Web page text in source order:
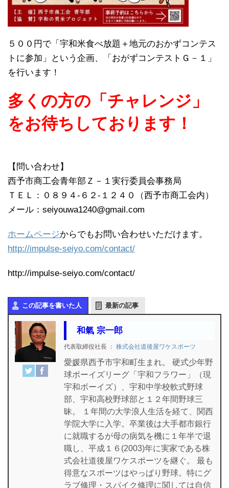
５００円で「宇和米食べ放題＋地元のおかずコンテス
トに参加」という企画、「おがずコンテストＧ－１」
を行います！
多くの方の「チャレンジ」
をお待ちしております！
【問い合わせ】
西予市商工会青年部Ｚ－１実行委員会事務局
ＴＥＬ：０８９４‐６２‐１２４０（西予市商工会内）
メール：seiyouwa1240@gmail.com
ホームページからでもお問い合わせいただけます。
http://impulse-seiyo.com/contact/
http://impulse-seiyo.com/contact/
この記事を書いた人 最新の記事
和氣 宗一郎
代表取締役社長 ： 株式会社道後屋ワケスポーツ
愛媛県西予市宇和町生まれ。 硬式少年野
球ボーイズリーグ「宇和フラワー」（現
宇和ボーイズ）、宇和中学校軟式野球
部、宇和高校野球部と１２年間野球三
昧。 １年間の大学浪人生活を経て、関西
学院大学に入学。卒業後は大手都市銀行
に就職するが母の病気を機に１年半で退
職し、平成１６(2003)年に実家である株
式会社道後屋ワケスポーツを継ぐ。 最も
得意なスポーツはやっぱり野球。特にグ
ラブ修理・スパイク修理に関しては自信